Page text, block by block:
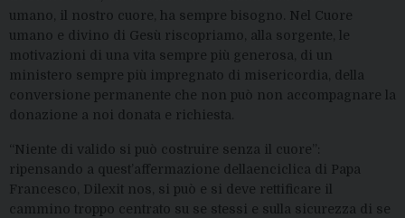
umano, il nostro cuore, ha sempre bisogno.
Nel Cuore
umano e divino di Gesù riscopriamo, alla sorgente, le
motivazioni di una vita sempre più generosa , di un
ministero sempre più impregnato di misericordia, della
conversione permanente che non può non accompagnare la
donazione a noi donata e richiesta.
“Niente di valido si può costruire senza il cuore”
ripensando a quest’affermazione de llaenciclica di Papa
Francesco,
Dilexit nos si può e si deve rettificare il
cammino troppo centrato su se stessi e su lla sicurezza di se